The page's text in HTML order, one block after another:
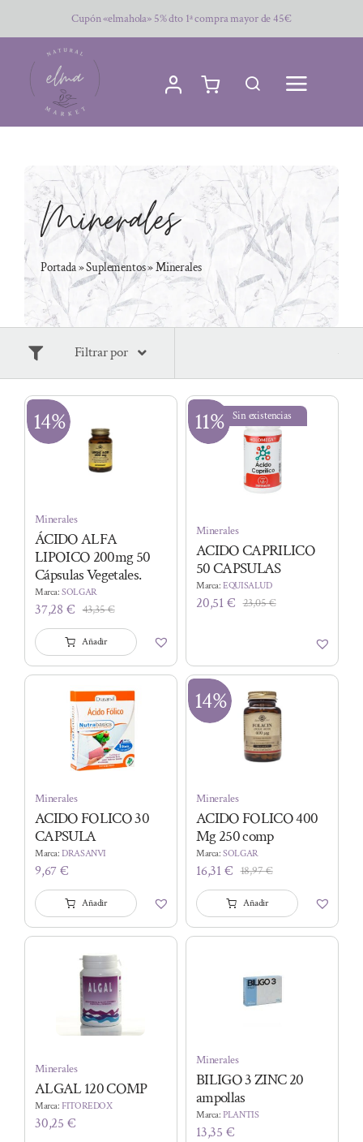
al
contenido
Cupón «elmahola» 5% dto 1ª compra mayor de 45€
Minerales
Portada»Suplementos»Minerales
Filtrar por
14%
Minerales
ÁCIDO ALFA
LIPOICO 200mg 50
Cápsulas Vegetales.
Marca:SOLGAR
43,35€El
precio
original
era:
43,35 €.
37,28 €
El
precio
actual
es:
37,28 €.
Añadir
Sin existencias
11%
Minerales
ACIDO CAPRILICO
50 CAPSULAS
Marca:EQUISALUD
23,05€El
era:
20,51€
El
es:
Minerales
ACIDO FOLICO 30
CAPSULA
Marca:DRASANVI
9,67€
Añadir
14%
Minerales
ACIDO FOLICO 400
Mg 250 comp
Marca:SOLGAR
18,97€El
precio
original
era:
16,31€
El
precio
actual
es:
Añadir
Minerales
ALGAL 120 COMP
Marca:FITOREDOX
30,25 €
Minerales
BILIGO 3 ZINC 20
ampollas
Marca:PLANTIS
13,35 €